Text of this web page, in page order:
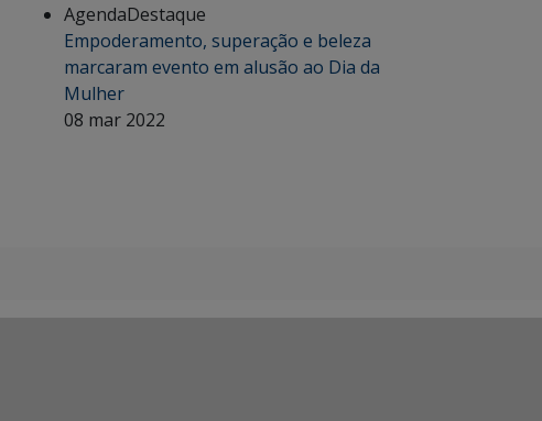
AgendaDestaque
Empoderamento, superação e beleza
marcaram evento em alusão ao Dia da
Mulher
08 mar 2022